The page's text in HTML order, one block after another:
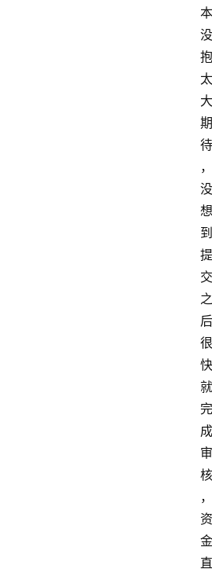
本
没
抱
太
大
期
待
，
没
想
到
提
交
之
后
很
快
就
完
成
审
核
，
资
金
直